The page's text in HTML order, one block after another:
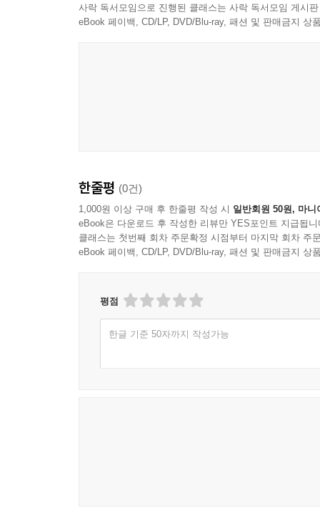
사락 독서모임으로 진행된 클래스는 사락 독서모임 게시
eBook 페이백, CD/LP, DVD/Blu-ray, 패션 및 판매금지 상
한줄평 (0건)
1,000원 이상 구매 후 한줄평 작성 시 일반회원 50원, 마니
eBook은 다운로드 후 작성한 리뷰만 YES포인트 지급됩니
클래스는 첫번째 회차 주문확정 시점부터 마지막 회차 주
eBook 페이백, CD/LP, DVD/Blu-ray, 패션 및 판매금지 상
평점
한글 기준 50자까지 작성가능